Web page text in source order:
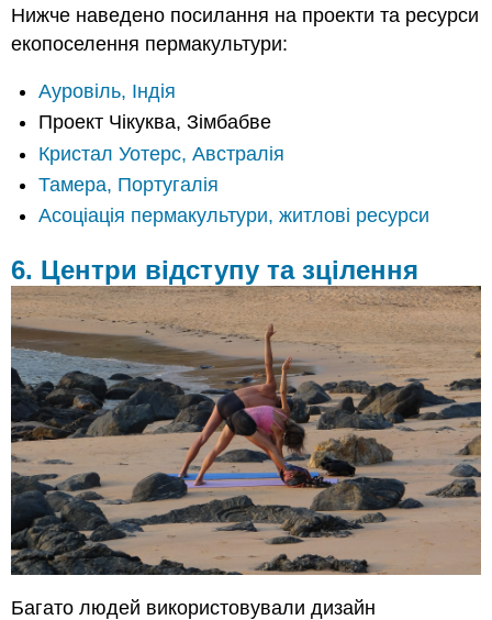
Нижче наведено посилання на проекти та ресурси
екопоселення пермакультури:
Ауровіль, Індія
Проект Чікуква, Зімбабве
Кристал Уотерс, Австралія
Тамера, Португалія
Асоціація пермакультури, житлові ресурси
6. Центри відступу та зцілення
Багато людей використовували дизайн